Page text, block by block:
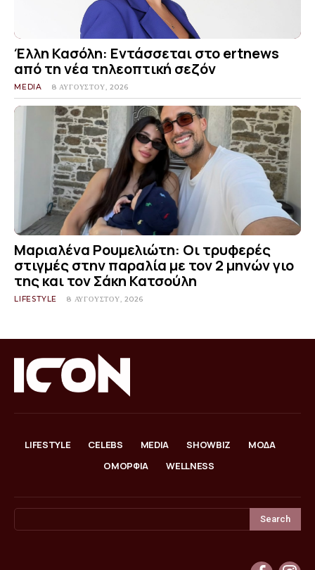
Έλλη Κασόλη: Εντάσσεται στο ertnews
από τη νέα τηλεοπτική σεζόν
MEDIA 8 ΑΥΓΟΎΣΤΟΥ, 2026
Μαριαλένα Ρουμελιώτη: Οι τρυφερές
στιγμές στην παραλία με τον 2 μηνών γιο
της και τον Σάκη Κατσούλη
LIFESTYLE 8 ΑΥΓΟΎΣΤΟΥ, 2026
LIFESTYLE CELEBS MEDIA SHOWBIZ
ΜΟΔΑ
ΟΜΟΡΦΙΑ
WELLNESS
Search